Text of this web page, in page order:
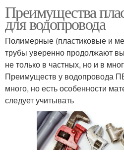
Преимущества
для водопровода
Полимерные (пластиковые и
трубы уверенно продолжают
не только в частных, но и в
Преимуществ у водопровода
много, но есть особенности
следует учитывать